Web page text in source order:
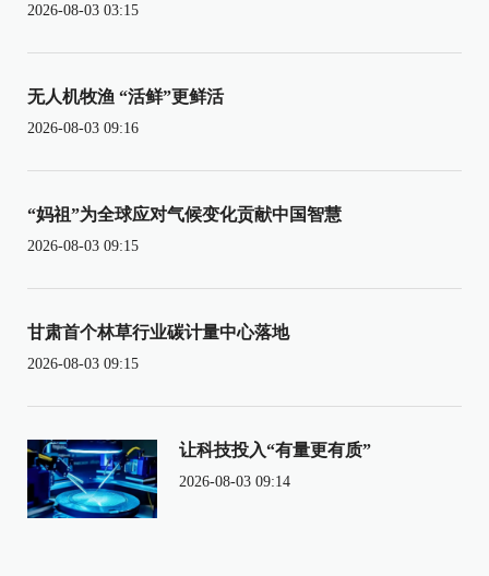
2026-08-03 03:15
无人机牧渔 “活鲜”更鲜活
2026-08-03 09:16
“妈祖”为全球应对气候变化贡献中国智慧
2026-08-03 09:15
甘肃首个林草行业碳计量中心落地
2026-08-03 09:15
让科技投入“有量更有质”
2026-08-03 09:14